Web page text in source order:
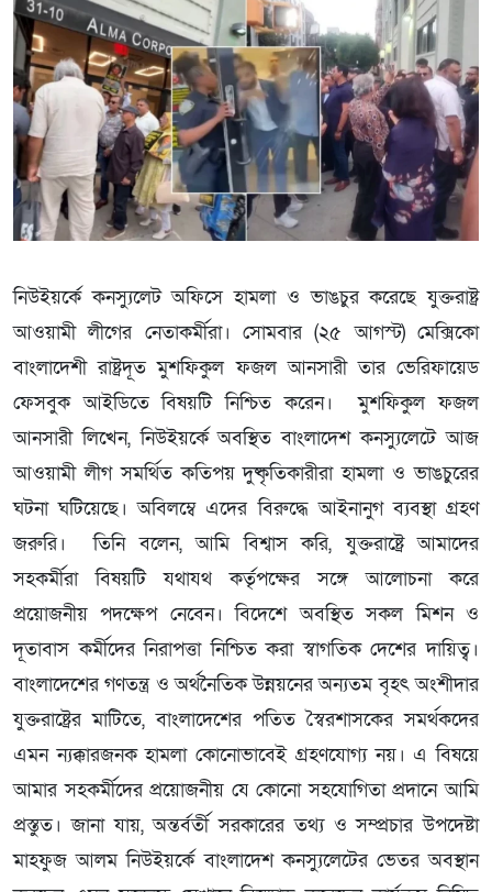
নিউইয়র্কে কনস্যুলেট অফিসে হামলা ও ভাঙচুর করেছে যুক্তরাষ্ট্র
আওয়ামী লীগের নেতাকর্মীরা। সোমবার (২৫ আগস্ট) মেক্সিকো
বাংলাদেশী রাষ্ট্রদূত মুশফিকুল ফজল আনসারী তার ভেরিফায়েড
ফেসবুক আইডিতে বিষয়টি নিশ্চিত করেন। মুশফিকুল ফজল
আনসারী লিখেন, নিউইয়র্কে অবস্থিত বাংলাদেশ কনস্যুলেটে আজ
আওয়ামী লীগ সমর্থিত কতিপয় দুষ্কৃতিকারীরা হামলা ও ভাঙচুরের
ঘটনা ঘটিয়েছে। অবিলম্বে এদের বিরুদ্ধে আইনানুগ ব্যবস্থা গ্রহণ
জরুরি। তিনি বলেন, আমি বিশ্বাস করি, যুক্তরাষ্ট্রে আমাদের
সহকর্মীরা বিষয়টি যথাযথ কর্তৃপক্ষের সঙ্গে আলোচনা করে
প্রয়োজনীয় পদক্ষেপ নেবেন। বিদেশে অবস্থিত সকল মিশন ও
দূতাবাস কর্মীদের নিরাপত্তা নিশ্চিত করা স্বাগতিক দেশের দায়িত্ব।
বাংলাদেশের গণতন্ত্র ও অর্থনৈতিক উন্নয়নের অন্যতম বৃহৎ অংশীদার
যুক্তরাষ্ট্রের মাটিতে, বাংলাদেশের পতিত স্বৈরশাসকের সমর্থকদের
এমন ন্যক্কারজনক হামলা কোনোভাবেই গ্রহণযোগ্য নয়। এ বিষয়ে
আমার সহকর্মীদের প্রয়োজনীয় যে কোনো সহযোগিতা প্রদানে আমি
প্রস্তুত। জানা যায়, অন্তর্বর্তী সরকারের তথ্য ও সম্প্রচার উপদেষ্টা
মাহফুজ আলম নিউইয়র্কে বাংলাদেশ কনস্যুলেটের ভেতর অবস্থান